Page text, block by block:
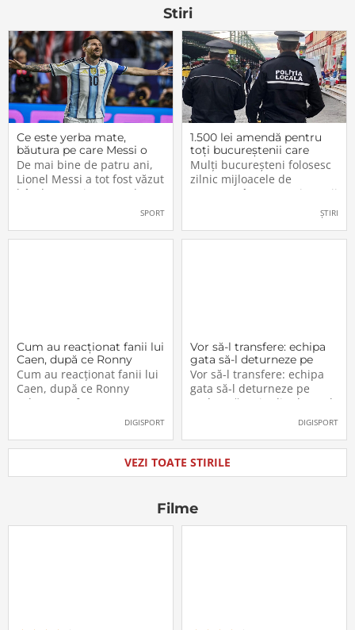
groaznică.
Stiri
Ce este yerba mate,
băutura pe care Messi o
bea înainte de meciurile
din Campionatul Mondial
2026
De mai bine de patru ani,
Lionel Messi a tot fost văzut
bând un ceai extrem de
popular în Argentina. Este
plantă tradițională sud-
SPORT
1.500 lei amendă pentru
toți bucureștenii care
refuză să facă acest lucru
acum, în 2026.
Mulți bucureșteni folosesc
zilnic mijloacele de
transport în comun, iar unii
dintre ei călătoresc adesea
cu autobuzul sau tramvaiul
fără a plăti un bilet. Iar în
ȘTIRI
Cum au reacționat fanii lui
Caen, după ce Ronny
Labonne a fost prezentat
oficial la FCSB
Cum au reacționat fanii lui
Caen, după ce Ronny
Labonne a fost prezentat
DIGISPORT
Vor să-l transfere: echipa
gata să-l deturneze pe
Radu Drăgușin din drumul
către Juventus!
Vor să-l transfere: echipa
gata să-l deturneze pe
Radu Drăgușin din drumul
DIGISPORT
VEZI TOATE STIRILE
Filme